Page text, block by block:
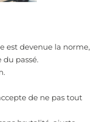
est devenue la norme,
du passé.
de ne pas tout